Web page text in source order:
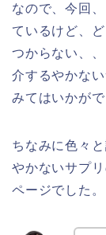
なので、今回
ているけど、
つからない、
介するやかな
みてはいかが
ちなみに色々
やかないサプ
ページでした。